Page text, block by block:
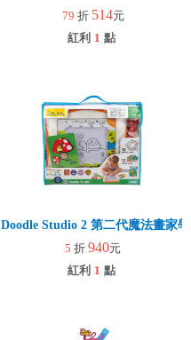
79 折 514元
紅利 1 點
Doodle Studio 2 第二代魔法畫家
5 折 940元
紅利 1 點